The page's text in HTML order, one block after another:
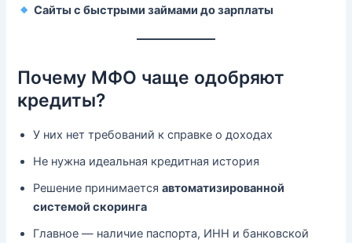
Сайты с быстрыми займами до зарплаты
Почему МФО чаще одобряют
кредиты?
У них нет требований к справке о доходах
Не нужна идеальная кредитная история
Решение принимаетсяавтоматизированной
системой скоринга
Главное — наличие паспорта, ИНН и банковской